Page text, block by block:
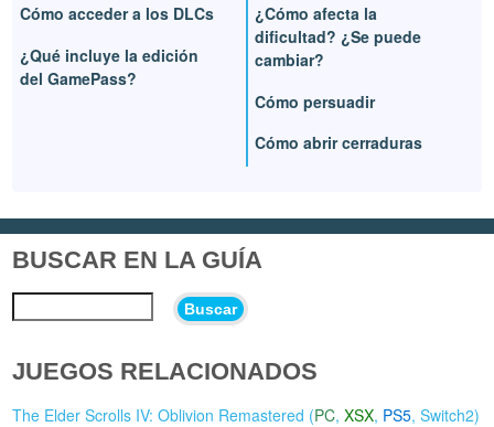
Cómo acceder a los DLCs
¿Qué incluye la edición
del GamePass?
¿Cómo afecta la
dificultad? ¿Se puede
cambiar?
Cómo persuadir
Cómo abrir cerraduras
BUSCAR EN LA GUÍA
Buscar
JUEGOS RELACIONADOS
The Elder Scrolls IV: Oblivion Remastered (PC,XSX, PS5,Switch2)